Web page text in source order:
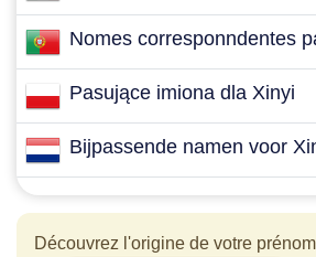
Nomes corresponndentes
Pasujące imiona dla Xinyi
Bijpassende namen voor
Découvrez l'origine de votre prénom